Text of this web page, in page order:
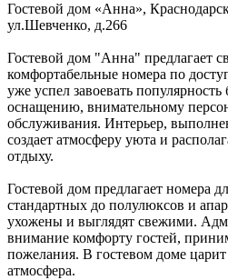
Гостевой дом «Анна»,
ул.Шевченко, д.266
Гостевой дом "Анна" предлагает
комфортабельные номера по
уже успел завоевать
оснащению, внимательному
обслуживания. Интерьер,
создает атмосферу уюта и
отдыху.
Гостевой дом предлагает номера
стандартных до полулюксов и
ухожены и выглядят свежими.
внимание комфорту гостей,
пожелания. В гостевом доме
атмосфера.